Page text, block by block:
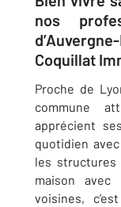
nos
Coquillat
Proche de
commune
apprécient
quotidien
les structures
maison avec
voisines,